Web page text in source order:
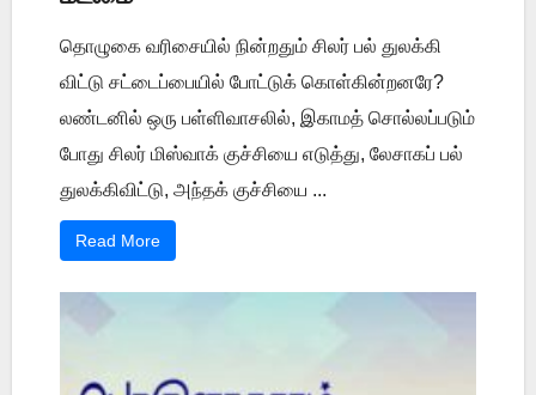
தொழுகை வரிசையில் நின்றதும் சிலர் பல் துலக்கி
விட்டு சட்டைப்பையில் போட்டுக் கொள்கின்றனரே?
லண்டனில் ஒரு பள்ளிவாசலில், இகாமத் சொல்லப்படும்
போது சிலர் மிஸ்வாக் குச்சியை எடுத்து, லேசாகப் பல்
துலக்கிவிட்டு, அந்தக் குச்சியை ...
Read More